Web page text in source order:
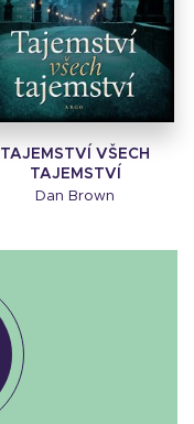
TAJEMSTVÍ VŠECH
TAJEMSTVÍ
Dan Brown